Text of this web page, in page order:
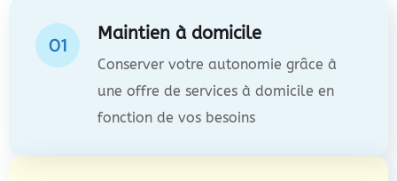
01
Maintien à domicile
Conserver votre autonomie grâce à
une offre de services à domicile en
fonction de vos besoins